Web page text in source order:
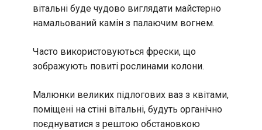
вітальні буде чудово виглядати майстерно
намальований камін з палаючим вогнем.
Часто використовуються фрески, що
зображують повиті рослинами колони.
Малюнки великих підлогових ваз з квітами,
поміщені на стіні вітальні, будуть органічно
поєднуватися з рештою обстановкою